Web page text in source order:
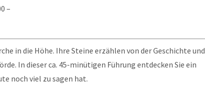
–
in die Höhe. Ihre Steine erzählen von der Geschichte und
In dieser ca. 45-minütigen Führung entdecken Sie ein
noch viel zu sagen hat.